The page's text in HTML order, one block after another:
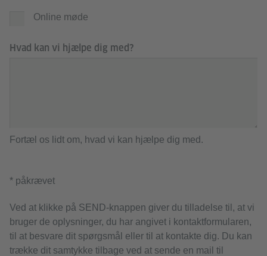
Online møde
Hvad kan vi hjælpe dig med?
Fortæl os lidt om, hvad vi kan hjælpe dig med.
* påkrævet
Ved at klikke på SEND-knappen giver du tilladelse til, at vi
bruger de oplysninger, du har angivet i kontaktformularen,
til at besvare dit spørgsmål eller til at kontakte dig. Du kan
trække dit samtykke tilbage ved at sende en mail til